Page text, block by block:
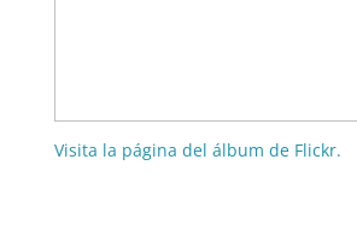
Visita la página del álbum de Flickr.